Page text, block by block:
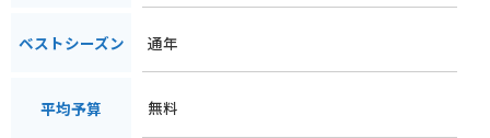
ベストシーズン 通年
平均予算 無料